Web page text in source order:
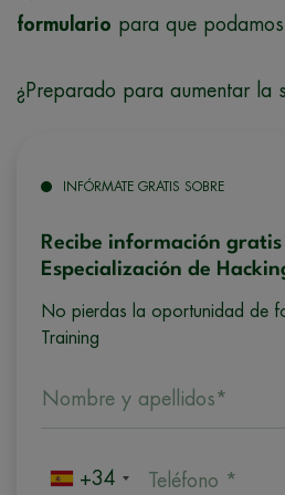
formulario para que
¿Preparado para aumentar la
INFÓRMATE GRATIS SOBRE
Recibe información gratis
Especialización de
No pierdas la oportunidad de
Training
Nombre y apellidos*
+34 Teléfono *